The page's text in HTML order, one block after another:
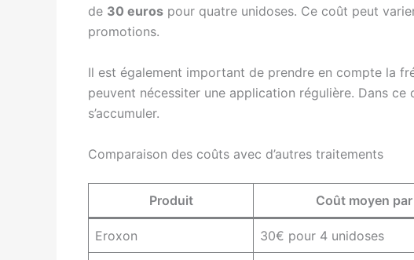
de 30 euros pour quatre unidoses. Ce coût peut
promotions.
Il est également important de prendre en compte la
peuvent nécessiter une application régulière. Dans
s’accumuler.
Comparaison des coûts avec d’autres traitements
Produit Coût moyen
Eroxon 30€ pour 4 unidoses